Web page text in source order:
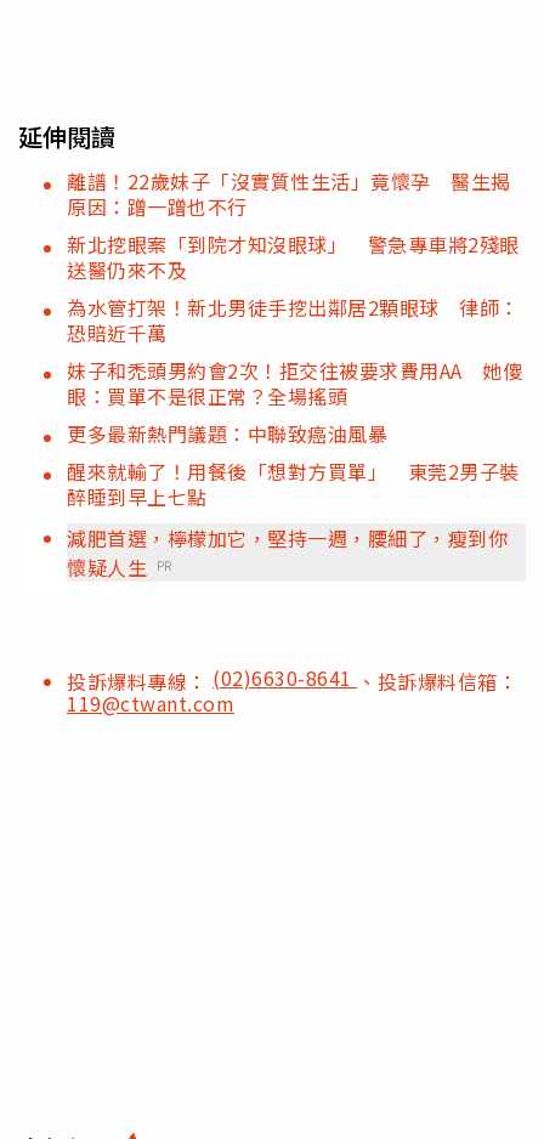
延伸閱讀
離譜！22歲妹子「沒實質性生活」竟懷孕 醫生揭
原因：蹭一蹭也不行
新北挖眼案「到院才知沒眼球」 警急專車將2殘眼
送醫仍來不及
為水管打架！新北男徒手挖出鄰居2顆眼球 律師：
恐賠近千萬
妹子和禿頭男約會2次！拒交往被要求費用AA 她傻
眼：買單不是很正常？全場搖頭
更多最新熱門議題：中聯致癌油風暴
醒來就輸了！用餐後「想對方買單」 東莞2男子裝
醉睡到早上七點
減肥首選，檸檬加它，堅持一週，腰細了，瘦到你
懷疑人生 PR
投訴爆料專線： (02)6630-8641 、投訴爆料信箱：
119@ctwant.com